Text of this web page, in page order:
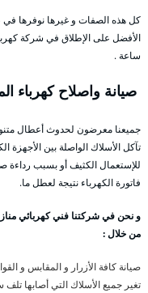
كل هذه الصفات و غيرها نوفرها في
ساعة .
صيانة واصلاح كهرباء
جميعنا معرضون لحدوث أعطال
تآكل الأسلاك الواصلة بين الأجهزة
للإستعمال الكثيف أو بسبب رداءة
فاتورة الكهرباء نتيجة لعطل ما.
و نحن في شركتنا فني كهربائي
من خلال :
صيانة كافة الأزرار و المقابس و
تغير جميع الأسلاك التي أصابها